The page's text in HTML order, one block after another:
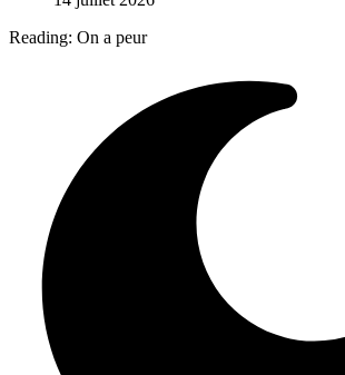
Reading: On a peur